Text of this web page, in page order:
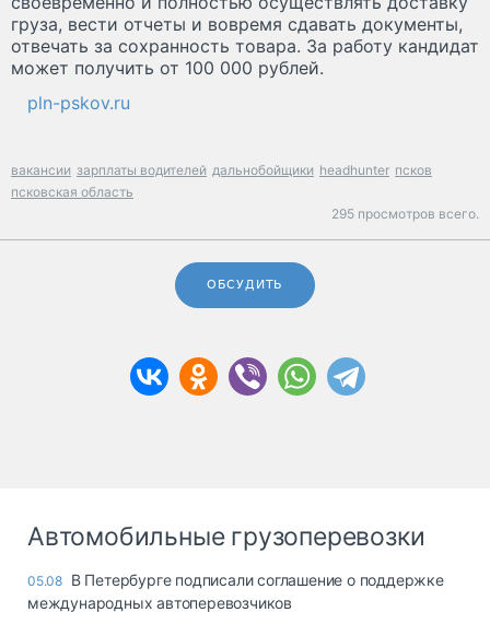
груза, вести отчеты и вовремя сдавать документы,
отвечать за сохранность товара. За работу кандидат
может получить от 100 000 рублей.
pln-pskov.ru
вакансии зарплаты водителей дальнобойщики headhunter псков
псковская область
295 просмотров всего.
ОБСУДИТЬ
Автомобильные грузоперевозки
05.08 В Петербурге подписали соглашение о поддержке
международных автоперевозчиков